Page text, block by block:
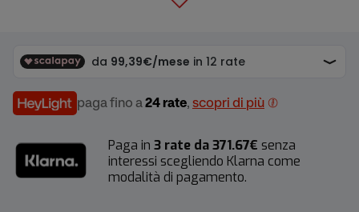
paga fino a 24 rate, scopri di più
Paga in 3 rate da 371.67€ senza
interessi scegliendo Klarna come
modalità di pagamento.